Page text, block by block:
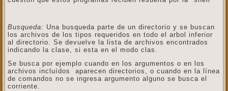
Busqueda: Una busqueda parte de un directorio y se buscan
los archivos de los tipos requeridos en todo el arbol inferior
al directorio. Se devuelve la lista de archivos encontrados
indicando la clase, si esta en el modo clas.
Se busca por ejemplo cuando en los argumentos o en los
archivos incluídos aparecen directorios, o cuando en la línea
de comandos no se ingresa argumento alguno se busca el
corriente.